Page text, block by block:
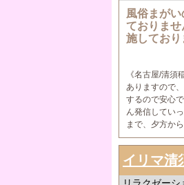
風俗まが
ておりま
施しており
《名古屋/清
ありますので
するので安心
ん発信してい
まで、夕方か
イリマ清